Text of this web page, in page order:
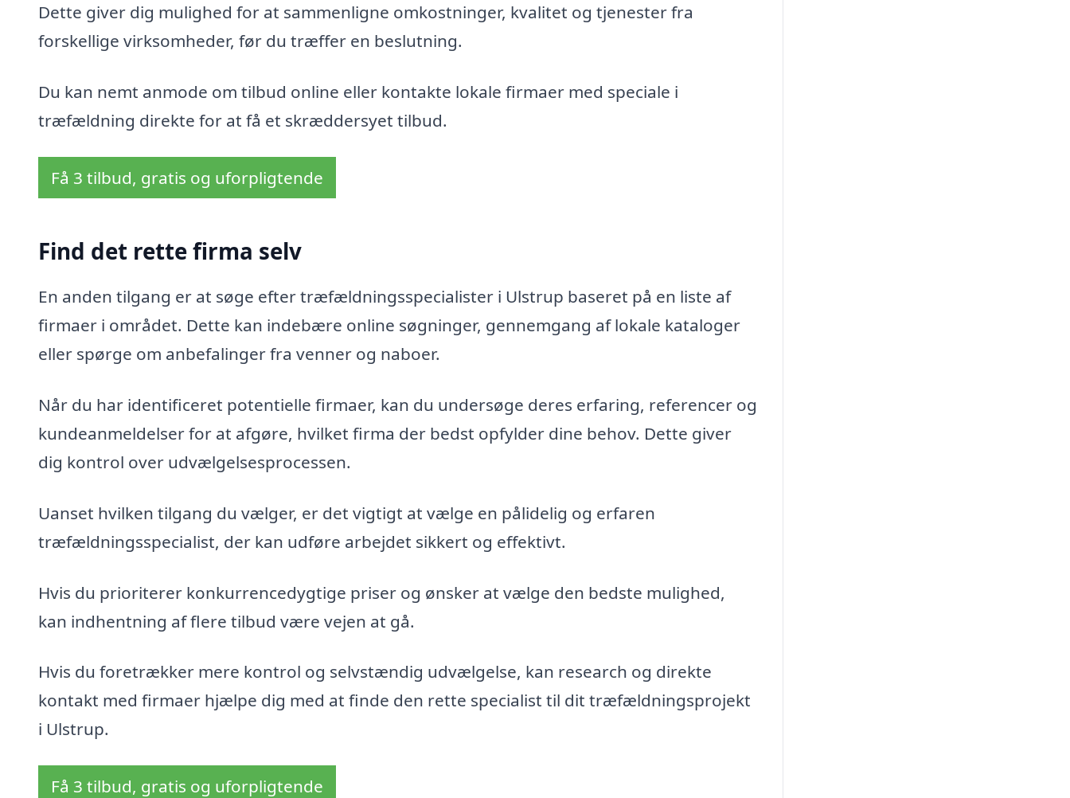
Dette giver dig mulighed for at sammenligne omkostninger, kvalitet og tjenester fra
forskellige virksomheder, før du træffer en beslutning.
Du kan nemt anmode om tilbud online eller kontakte lokale firmaer med speciale i
træfældning direkte for at få et skræddersyet tilbud.
Få 3 tilbud, gratis og uforpligtende
Find det rette firma selv
En anden tilgang er at søge efter træfældningsspecialister i Ulstrup baseret på en liste af
firmaer i området. Dette kan indebære online søgninger, gennemgang af lokale kataloger
eller spørge om anbefalinger fra venner og naboer.
Når du har identificeret potentielle firmaer, kan du undersøge deres erfaring, referencer og
kundeanmeldelser for at afgøre, hvilket firma der bedst opfylder dine behov. Dette giver
dig kontrol over udvælgelsesprocessen.
Uanset hvilken tilgang du vælger, er det vigtigt at vælge en pålidelig og erfaren
træfældningsspecialist, der kan udføre arbejdet sikkert og effektivt.
Hvis du prioriterer konkurrencedygtige priser og ønsker at vælge den bedste mulighed,
kan indhentning af flere tilbud være vejen at gå.
Hvis du foretrækker mere kontrol og selvstændig udvælgelse, kan research og direkte
kontakt med firmaer hjælpe dig med at finde den rette specialist til dit træfældningsprojekt
i Ulstrup.
Få 3 tilbud, gratis og uforpligtende